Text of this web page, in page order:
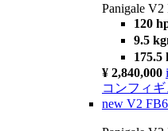
Panigale
120
9.5
175.5
¥ 2,840,000 i
コンフィ
new V2